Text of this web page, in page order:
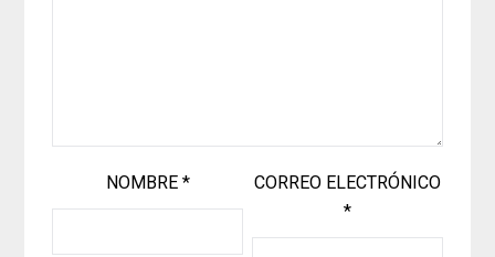
NOMBRE *
CORREO ELECTRÓNICO
*